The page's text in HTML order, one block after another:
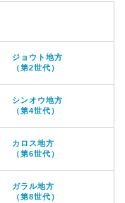
ジョウト地方
（第2世代）
シンオウ地方
（第4世代）
カロス地方
（第6世代）
ガラル地方
（第8世代）